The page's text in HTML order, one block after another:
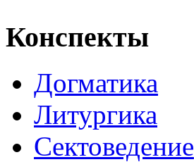
Конспекты
Догматика
Литургика
Сектоведение